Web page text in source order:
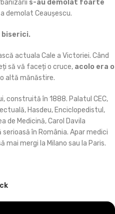
s-au demolat foarte
demolat Ceaușescu.
biserici.
actuala Cale a Victoriei. Când
să vă faceți o cruce, acolo era o
altă mănăstire.
construită în 1888. Palatul CEC,
Hasdeu, Enciclopedistul,
de Medicină, Carol Davila
în România. Apar medici
mergi la Milano sau la Paris.